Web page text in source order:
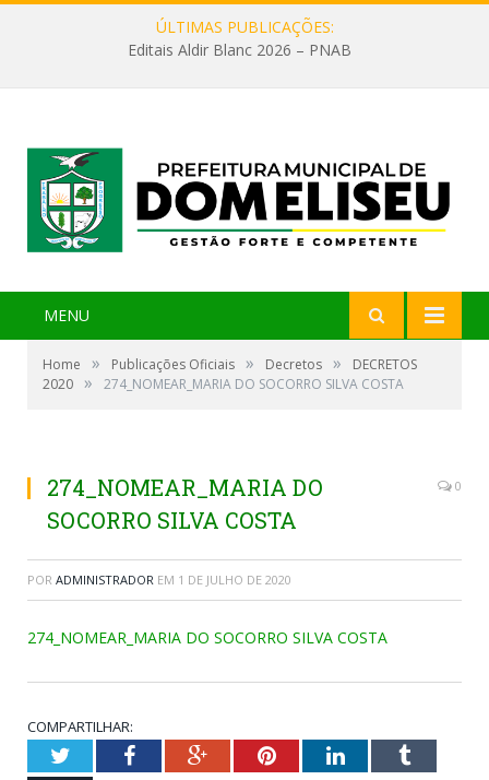
ÚLTIMAS PUBLICAÇÕES:
Editais Aldir Blanc 2026 – PNAB
MENU
Home » Publicações Oficiais » Decretos »
DECRETOS
2020 » 274_NOMEAR_MARIA DO SOCORRO SILVA COSTA
274_NOMEAR_MARIA DO
SOCORRO SILVA COSTA
0
POR ADMINISTRADOR EM 1 DE JULHO DE 2020
274_NOMEAR_MARIA DO SOCORRO SILVA COSTA
COMPARTILHAR:
TwitterFacebookGoogle+PinterestLinkedInTumblr